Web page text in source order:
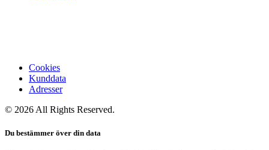
Cookies
Kunddata
Adresser
© 2026 All Rights Reserved.
Du bestämmer över din data